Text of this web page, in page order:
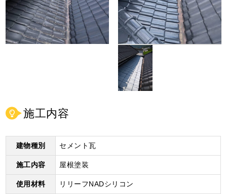
施工内容
建物種別 セメント瓦
施工内容 屋根塗装
使用材料 リリーフNADシリコン